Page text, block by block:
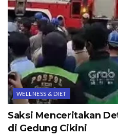
WELLNESS & DIET
Saksi Menceritakan
di Gedung Cikini